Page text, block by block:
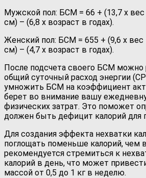
Мужской пол: БСМ = 66 + (13,7 x вес
см) – (6,8 x возраст в годах).
Женский пол: БСМ = 655 + (9,6 x вес
см) – (4,7 x возраст в годах).
После подсчета своего БСМ можно
общий суточный расход энергии
умножить БСМ на коэффициент
берет во внимание вашу
физических затрат. Это поможет
должен быть дефицит калорий для
Для создания эффекта нехватки
поглощать поменьше калорий,
рекомендуется стремиться к
калорий в день, что может
массой от 0,5 до 1 кг в неделю.